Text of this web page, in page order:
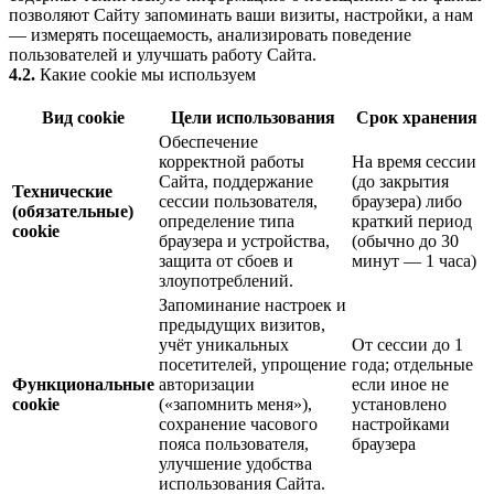
позволяют Сайту запоминать ваши визиты, настройки, а нам
— измерять посещаемость, анализировать поведение
пользователей и улучшать работу Сайта.
4.2. Какие cookie мы используем
Вид cookie Цели использования Срок хранения
Технические
(обязательные)
cookie
Обеспечение
корректной работы
Сайта, поддержание
сессии пользователя,
определение типа
браузера и устройства,
защита от сбоев и
злоупотреблений.
На время сессии
(до закрытия
браузера) либо
краткий период
(обычно до 30
минут — 1 часа)
Функциональные
cookie
Запоминание настроек и
предыдущих визитов,
учёт уникальных
посетителей, упрощение
авторизации
(«запомнить меня»),
сохранение часового
пояса пользователя,
улучшение удобства
использования Сайта.
От сессии до 1
года; отдельные
если иное не
установлено
настройками
браузера